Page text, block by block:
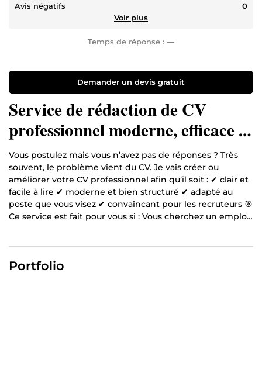
Avis négatifs
0
Voir plus
Temps de réponse : —
Demander un devis gratuit
Service de rédaction de CV
professionnel moderne, efficace et
clair.
Vous postulez mais vous n’avez pas de réponses ? Très
souvent, le problème vient du CV. Je vais créer ou
améliorer votre CV professionnel afin qu’il soit : ✔ clair et
facile à lire ✔ moderne et bien structuré ✔ adapté au
poste que vous visez ✔ convaincant pour les recruteurs 🎯
Ce service est fait pour vous si : Vous cherchez un emploi
amélioré Mise en page moderne Format PDF + Word
Portfolio